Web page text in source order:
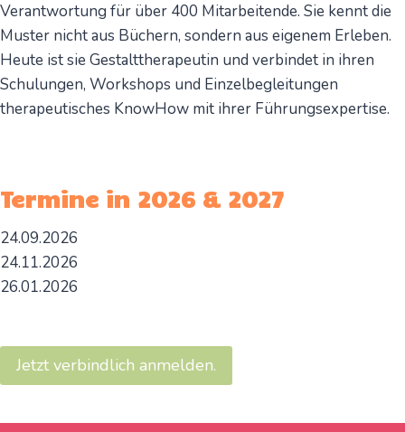
Verantwortung für über 400 Mitarbeitende. Sie kennt die
Muster nicht aus Büchern, sondern aus eigenem Erleben.
Heute ist sie Gestalttherapeutin und verbindet in ihren
Schulungen, Workshops und Einzelbegleitungen
therapeutisches KnowHow mit ihrer Führungsexpertise.
Termine in 2026 & 2027
24.09.2026
24.11.2026
26.01.2026
Jetzt verbindlich anmelden.